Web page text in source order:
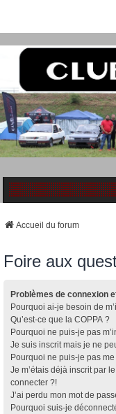
Accueil du forum
Foire aux
Problèmes de connexion
Pourquoi ai-je besoin de
Qu’est-ce que la COPPA ?
Pourquoi ne puis-je pas
Je suis inscrit mais je ne
Pourquoi ne puis-je pas
Je m’étais déjà inscrit par
connecter ?!
J’ai perdu mon mot de
Pourquoi suis-je